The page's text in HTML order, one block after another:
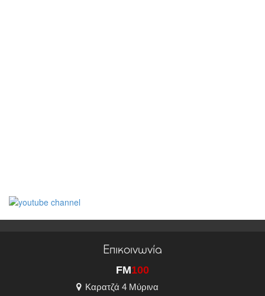
Επικοινωνία
FM100
Καρατζά 4 Μύρινα